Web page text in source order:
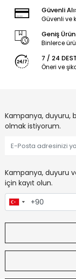
Güvenli
Güvenli ve
Geniş
Binlerce
7 / 24
Öneri ve
Kampanya, duyuru,
olmak istiyorum.
Kampanya, duyuru
için kayıt olun.